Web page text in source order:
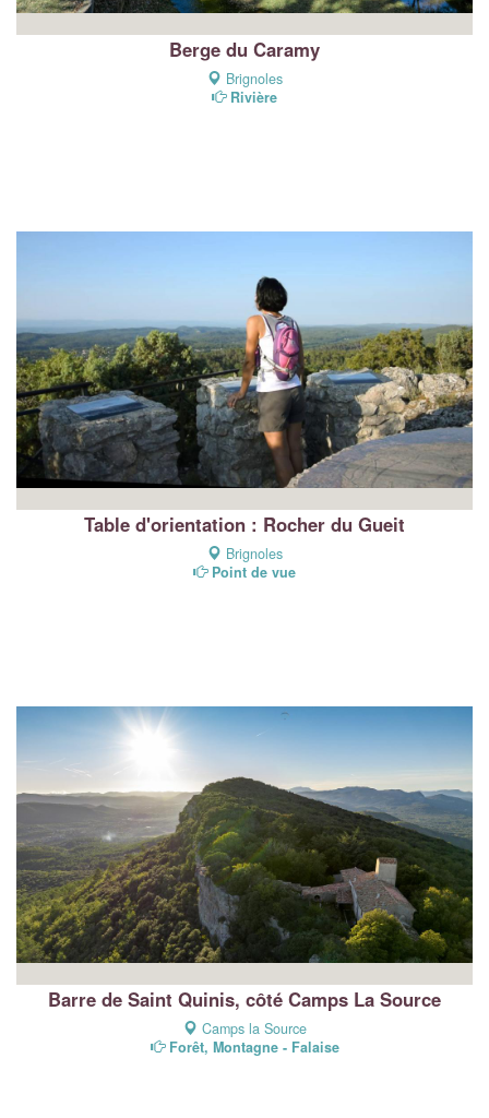
Berge du Caramy
Brignoles
Rivière
Table d'orientation : Rocher du Gueit
Brignoles
Point de vue
Barre de Saint Quinis, côté Camps La Source
Camps la Source
Forêt, Montagne - Falaise